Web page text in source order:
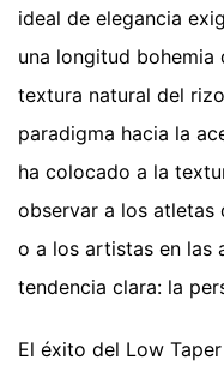
ideal de elegancia
una longitud bohemia
textura natural del
paradigma hacia la
ha colocado a la
observar a los atletas
o a los artistas en las
tendencia clara: la
El éxito del Low